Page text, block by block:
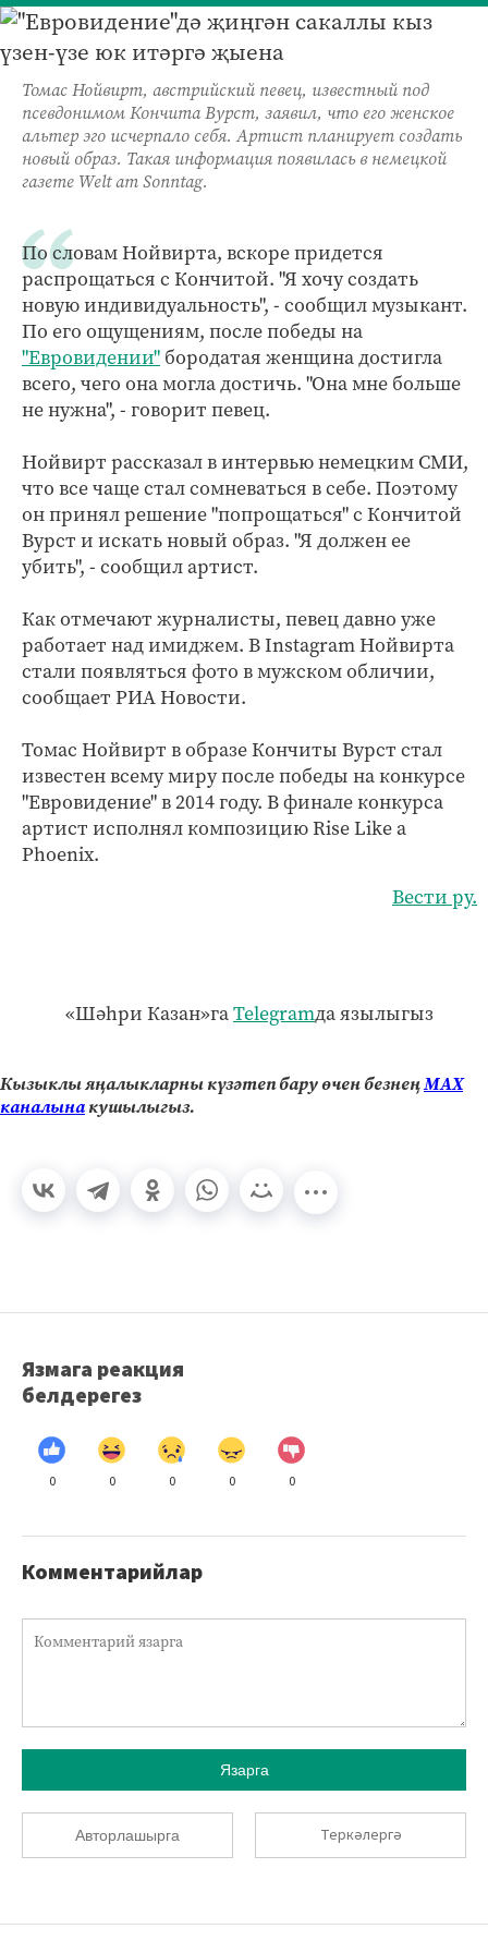
Томас Нойвирт, австрийский певец, известный под
псевдонимом Кончита Вурст, заявил, что его женское
альтер эго исчерпало себя. Артист планирует создать
новый образ. Такая информация появилась в немецкой
газете Welt am Sonntag.
По словам Нойвирта, вскоре придется
распрощаться с Кончитой. "Я хочу создать
новую индивидуальность", - сообщил музыкант.
По его ощущениям, после победы на
"Евровидении" бородатая женщина достигла
всего, чего она могла достичь. "Она мне больше
не нужна", - говорит певец.
Нойвирт рассказал в интервью немецким СМИ,
что все чаще стал сомневаться в себе. Поэтому
он принял решение "попрощаться" с Кончитой
Вурст и искать новый образ. "Я должен ее
убить", - сообщил артист.
Как отмечают журналисты, певец давно уже
работает над имиджем. В Instagram Нойвирта
стали появляться фото в мужском обличии,
сообщает РИА Новости.
Томас Нойвирт в образе Кончиты Вурст стал
известен всему миру после победы на конкурсе
"Евровидение" в 2014 году. В финале конкурса
артист исполнял композицию Rise Like a
Phoenix.
Вести ру.
«Шәһри Казан»гаTelegramда язылыгыз
Кызыклы яңалыкларны күзәтеп бару өчен безнеңМАХ
каналынакушылыгыз.
Язмага реакция
белдерегез
0 0 0 0 0
Комментарийлар
Язарга
Авторлашырга Теркәлергә